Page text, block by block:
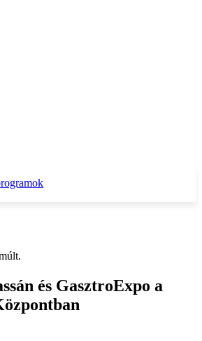
és GasztroExpo a